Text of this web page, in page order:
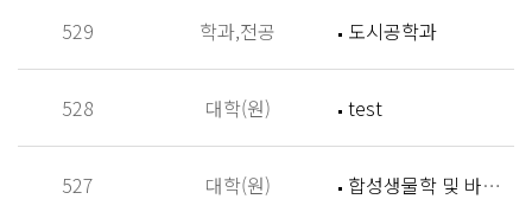
529 학과,전공 도시공학과
528 대학(원) test
527 대학(원) 합성생물학 및 바이오신소재개발 연구실 (Synthetic Biology and Biomaterials Lab,SBBL)